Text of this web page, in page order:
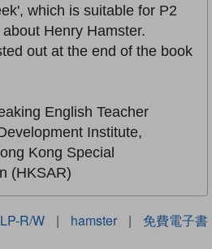
which is suitable for P2
Henry Hamster.
out at the end of the book
English Teacher
Institute,
Kong Special
(HKSAR)
R/W | hamster |
免費電子書